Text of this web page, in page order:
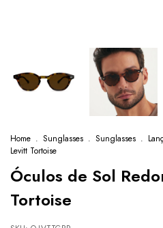
Home . Sunglasses . Sunglasses .
Levitt Tortoise
Óculos de Sol
Tortoise